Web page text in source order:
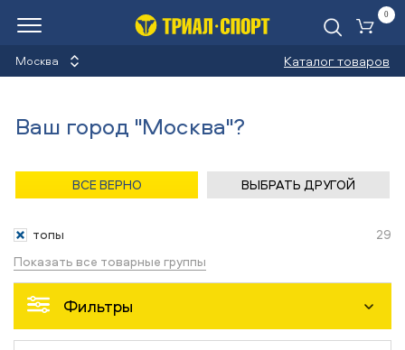
Москва Каталог товаров
0
Одежда
топы
29
Показать все товарные группы
Фильтры
Ваш город "Москва"?
ВСЕ ВЕРНО ВЫБРАТЬ ДРУГОЙ